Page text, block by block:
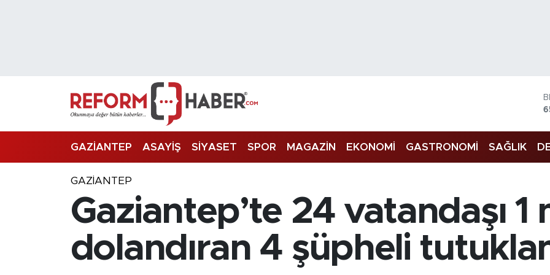
GAZİANTEP ASAYİŞ SİYASET SPOR MAGAZİN EKONOMİ GASTRONOMİ SAĞLIK
GAZIANTEP
Gaziantep’te 24 vatandaşı 1
dolandıran 4 şüpheli
Trafik Durumu
Süper Lig Puan Durumu ve Fikstür
Son Dakika Haberleri
Haber Arşivi